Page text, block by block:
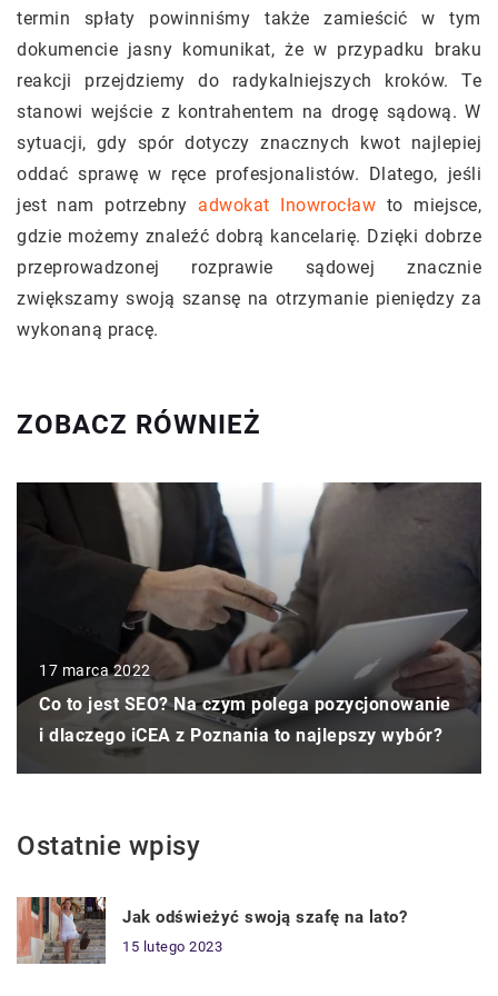
termin spłaty powinniśmy także zamieścić w tym
dokumencie jasny komunikat, że w przypadku braku
reakcji przejdziemy do radykalniejszych kroków. Te
stanowi wejście z kontrahentem na drogę sądową. W
sytuacji, gdy spór dotyczy znacznych kwot najlepiej
oddać sprawę w ręce profesjonalistów. Dlatego, jeśli
jest nam potrzebny adwokat Inowrocław to miejsce,
gdzie możemy znaleźć dobrą kancelarię. Dzięki dobrze
przeprowadzonej rozprawie sądowej znacznie
zwiększamy swoją szansę na otrzymanie pieniędzy za
wykonaną pracę.
ZOBACZ RÓWNIEŻ
17 marca 2022
Co to jest SEO? Na czym polega pozycjonowanie
i dlaczego iCEA z Poznania to najlepszy wybór?
Ostatnie wpisy
Jak odświeżyć swoją szafę na lato?
15 lutego 2023